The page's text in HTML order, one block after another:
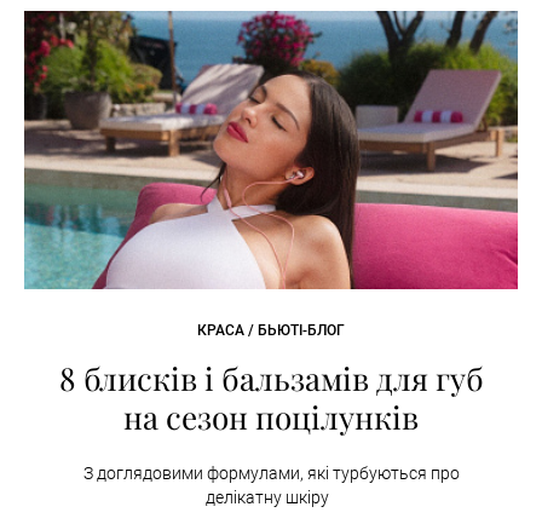
КРАСА / БЬЮТІ-БЛОГ
8 блисків і бальзамів для губ
на сезон поцілунків
З доглядовими формулами, які турбуються про
делікатну шкіру